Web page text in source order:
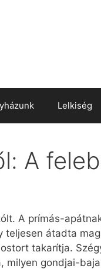
Lelkiség
A
A prímás-
átadta
takarítja.
milyen gondjai-